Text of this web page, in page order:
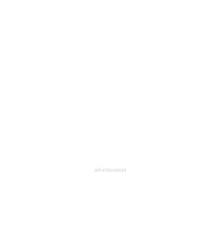
advertisement